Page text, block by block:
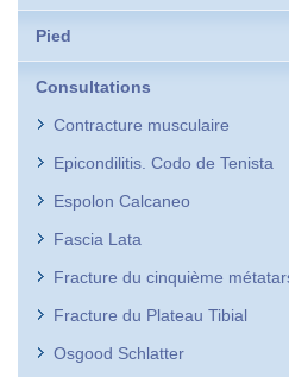
Pied
Consultations
Contracture musculaire
Epicondilitis. Codo de Tenista
Espolon Calcaneo
Fascia Lata
Fracture du cinquième
Fracture du Plateau Tibial
Osgood Schlatter